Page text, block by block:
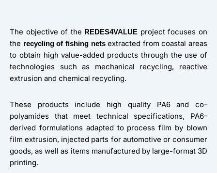
The objective of the REDES4VALUE project focuses on
the recycling of fishing netsextracted from coastal areas
to obtain high value-added products through the use of
technologies such as mechanical recycling, reactive
extrusion and chemical recycling.
These products include high quality PA6 and co-
polyamides that meet technical specifications, PA6-
derived formulations adapted to process film by blown
film extrusion, injected parts for automotive or consumer
goods, as well as items manufactured by large-format 3D
printing.